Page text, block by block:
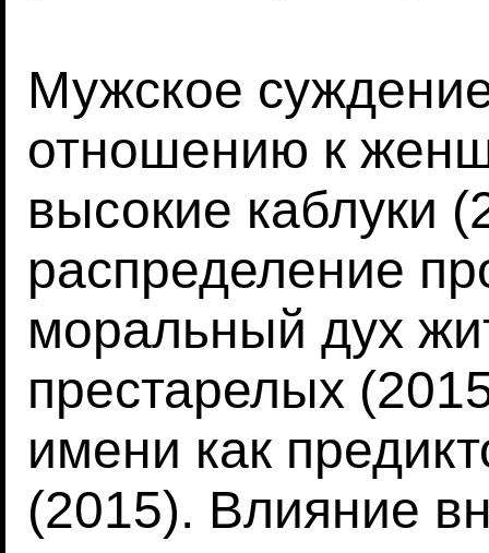
Мужское
отношению к
высокие каблуки
распределение
моральный дух
престарелых
имени как
(2015). Влияние